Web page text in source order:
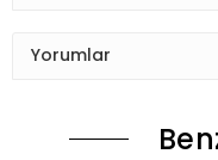
Yorumlar